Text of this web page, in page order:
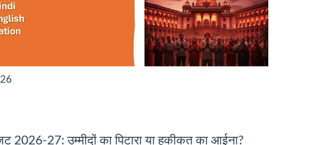
2026-27: उम्मीदों का पिटारा या हकीकत का आईना?